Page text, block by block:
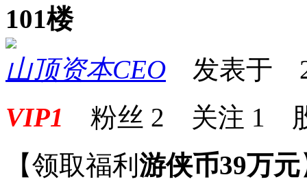
101楼
山顶资本CEO 发表于
VIP1 粉丝 2 关注 1
【领取福利 游侠币39万元